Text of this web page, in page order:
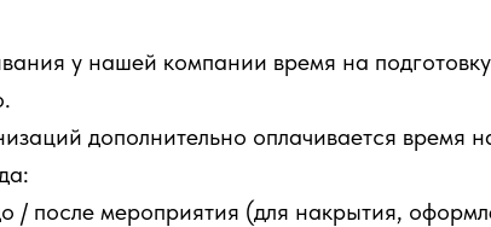
у нашей компании время на
дополнительно оплачивается время
/ после мероприятия (для накрытия,